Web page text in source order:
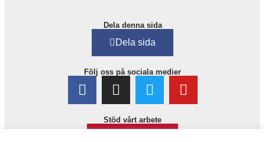
Dela denna sida
Dela sida
Följ oss på sociala medier
Stöd vårt arbete